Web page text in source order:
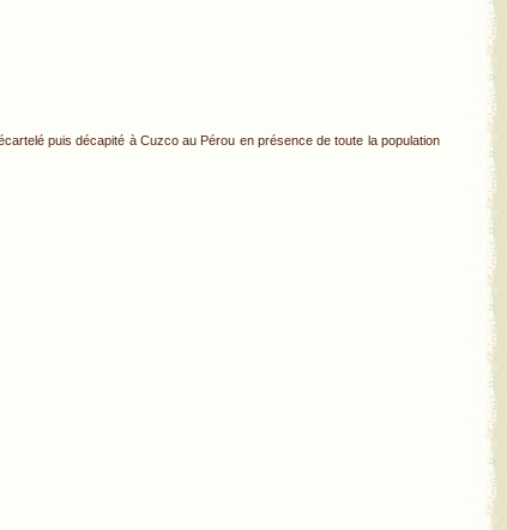
puis décapité à Cuzco au Pérou en présence de toute la population